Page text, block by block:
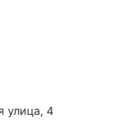
улица, 4